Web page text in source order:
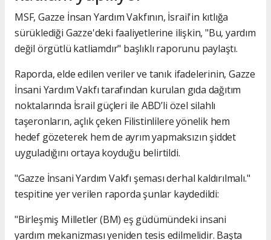
MSF, Gazze İnsan Yardım Vakfının, İsrail'in kıtlığa
sürüklediği Gazze'deki faaliyetlerine ilişkin, "Bu, yardım
değil örgütlü katliamdır" başlıklı raporunu paylaştı.
Raporda, elde edilen veriler ve tanık ifadelerinin, Gazze
İnsani Yardım Vakfı tarafından kurulan gıda dağıtım
noktalarında İsrail güçleri ile ABD’li özel silahlı
taşeronların, açlık çeken Filistinlilere yönelik hem
hedef gözeterek hem de ayrım yapmaksızın şiddet
uyguladığını ortaya koyduğu belirtildi.
"Gazze İnsani Yardım Vakfı şeması derhal kaldırılmalı."
tespitine yer verilen raporda şunlar kaydedildi:
"Birleşmiş Milletler (BM) eş güdümündeki insani
yardım mekanizması yeniden tesis edilmelidir. Başta